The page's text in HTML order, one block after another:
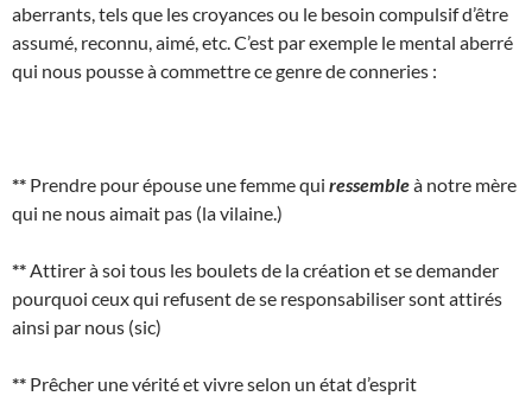
aberrants, tels que les croyances ou le besoin compulsif d’être
assumé, reconnu, aimé, etc. C’est par exemple le mental aberré
qui nous pousse à commettre ce genre de conneries :
** Prendre pour épouse une femme qui ressembleà notre mère
qui ne nous aimait pas (la vilaine.)
** Attirer à soi tous les boulets de la création et se demander
pourquoi ceux qui refusent de se responsabiliser sont attirés
ainsi par nous (sic)
** Prêcher une vérité et vivre selon un état d’esprit